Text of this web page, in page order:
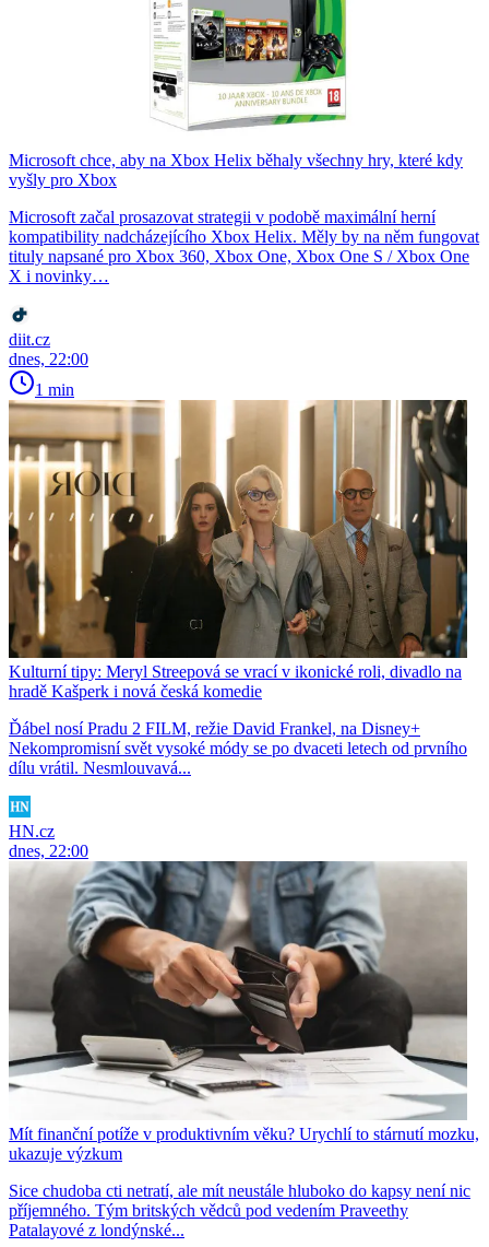
Microsoft chce, aby na Xbox Helix běhaly všechny hry, které kdy
vyšly pro Xbox
Microsoft začal prosazovat strategii v podobě maximální herní
kompatibility nadcházejícího Xbox Helix. Měly by na něm fungovat
tituly napsané pro Xbox 360, Xbox One, Xbox One S / Xbox One
X i novinky…
diit.cz
dnes, 22:00
1 min
Kulturní tipy: Meryl Streepová se vrací v ikonické roli, divadlo na
hradě Kašperk i nová česká komedie
Ďábel nosí Pradu 2 FILM, režie David Frankel, na Disney+
Nekompromisní svět vysoké módy se po dvaceti letech od prvního
dílu vrátil. Nesmlouvavá...
HN.cz
dnes, 22:00
Mít finanční potíže v produktivním věku? Urychlí to stárnutí mozku,
ukazuje výzkum
Sice chudoba cti netratí, ale mít neustále hluboko do kapsy není nic
příjemného. Tým britských vědců pod vedením Praveethy
Patalayové z londýnské...